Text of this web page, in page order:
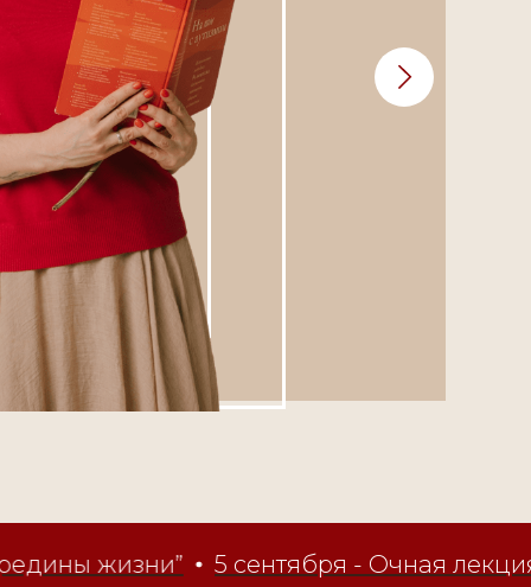
жизни” 5 сентября - Очная лекция